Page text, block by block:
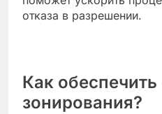
отказа в разрешении.
Как
зонирования?